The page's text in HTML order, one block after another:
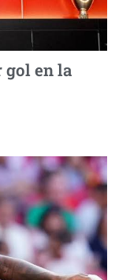
gol en la